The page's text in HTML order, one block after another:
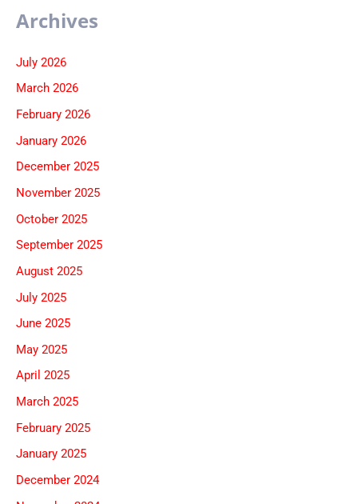
Archives
July 2026
March 2026
February 2026
January 2026
December 2025
November 2025
October 2025
September 2025
August 2025
July 2025
June 2025
May 2025
April 2025
March 2025
February 2025
January 2025
December 2024